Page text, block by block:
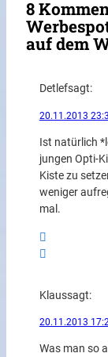
8
auf dem
Detlefsagt:
20.11.2013
Ist natürlich
jungen Opti-
Kiste zu
weniger
mal.
Klaussagt:
20.11.2013
Was man so